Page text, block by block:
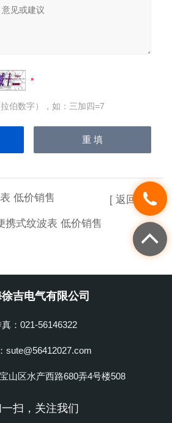
伯数字），如：三加四=7
低价销售
携式纹波表 低价销售
[ 返回列表 ]
吉电气有限公司
：021-56146322
sute@56412027.com
山区水产西路680弄4号楼508
扫，关注我们